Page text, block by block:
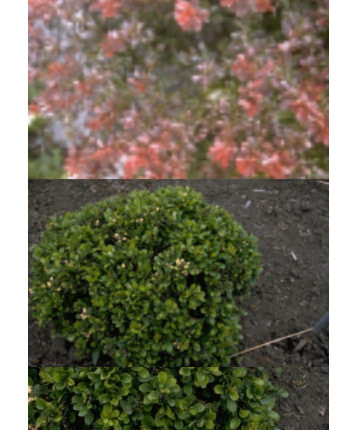
Japanse berberis
Berberis thunbergii 'Atropurpurea Nana'